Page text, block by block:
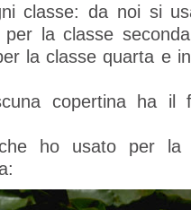
classe: da noi si
la classe
la classe quarta e
copertina ha il
ho usato per la